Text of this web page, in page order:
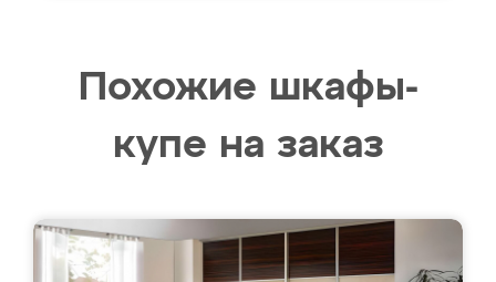
Похожие шкафы-
купе на заказ